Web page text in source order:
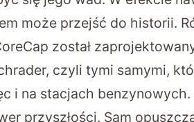
może przejść do historii.
został
, czyli tymi samymi,
i na stacjach benzynowych.
przyszłości. Sam